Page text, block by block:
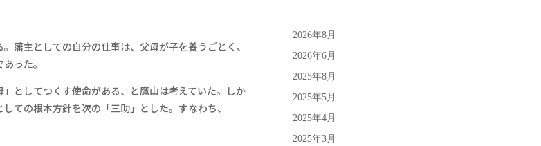
藩主としての自分の仕事は、父母が子を養うごとく、
った。
としてつくす使命がある、と鷹山は考えていた。しか
ての根本方針を次の「三助」とした。すなわち、
2026年8月
2026年6月
2025年8月
2025年5月
2025年4月
2025年3月